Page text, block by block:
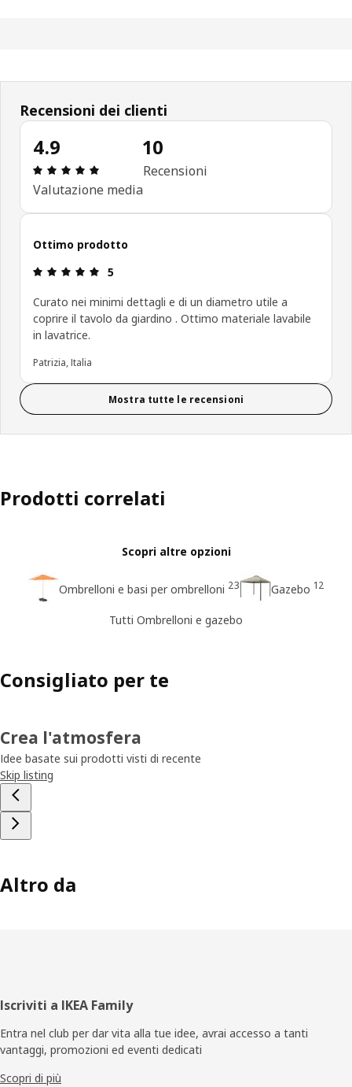
Recensioni dei clienti
4.9
Recensione: 4.9 di 5 stelle. Recensioni totali: 10
Valutazione media
10
Recensioni
Ottimo prodotto
Recensione: 5 di 5 stelle.
5
Curato nei minimi dettagli e di un diametro utile a
coprire il tavolo da giardino . Ottimo materiale lavabile
in lavatrice.
Patrizia, Italia
Mostra tutte le recensioni
Prodotti correlati
Scopri altre opzioni
Ombrelloni e basi per ombrelloni 23 Gazebo 12
Tutti Ombrelloni e gazebo
Consigliato per te
Crea l'atmosfera
Idee basate sui prodotti visti di recente
Skip listing
Altro da
Piè
di
pagina
Iscriviti a IKEA Family
Entra nel club per dar vita alla tue idee, avrai accesso a tanti
vantaggi, promozioni ed eventi dedicati
Scopri di più